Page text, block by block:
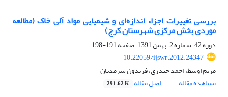
بررسی تغییرات اجزاء اندازه‌ای و شیمیایی مواد آلی خاک (مطالعه
موردی بخش مرکزی شهرستان کرج)
دوره 42، شماره 2، بهمن 1391، صفحه
191-198
10.22059/ijswr.2012.24347
مریم اوسط، احمد حیدری، فریدون سرمدیان
مشاهده مقاله
اصل مقاله 291.62 K